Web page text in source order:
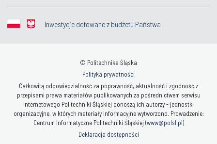
Inwestycje dotowane z budżetu Państwa
© Politechnika Śląska
Polityka prywatności
Całkowitą odpowiedzialność za poprawność, aktualność i zgodność z
przepisami prawa materiałów publikowanych za pośrednictwem serwisu
internetowego Politechniki Śląskiej ponoszą ich autorzy - jednostki
organizacyjne, w których materiały informacyjne wytworzono. Prowadzenie:
Centrum Informatyczne Politechniki Śląskiej (www@polsl.pl)
Deklaracja dostępności